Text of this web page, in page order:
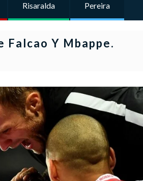
Risaralda Pereira
Falcao Y Mbappe.